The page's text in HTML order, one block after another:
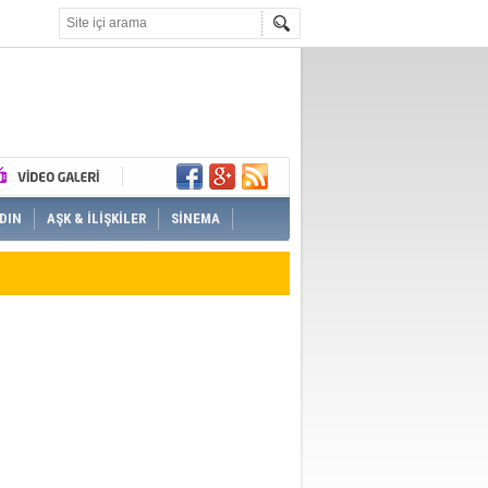
AŞK & İLİŞKİLER SİNEMA